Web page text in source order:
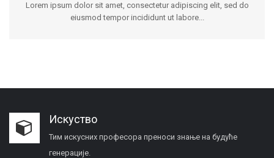
Lorem ipsum dolor sit amet, consectetur adipiscing elit, sed do
eiusmod tempor incididunt ut labore...
Искуство
Тим искусних професора преноси знање на будуће
генерације.